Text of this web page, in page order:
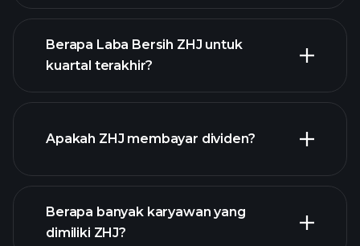
pendapatan ZHJ
laporan
Berapa Laba Bersih ZHJ untuk
kuartal terakhir?
laporan
keuangan
Apakah ZHJ membayar dividen?
Berapa banyak karyawan yang
dimiliki ZHJ?